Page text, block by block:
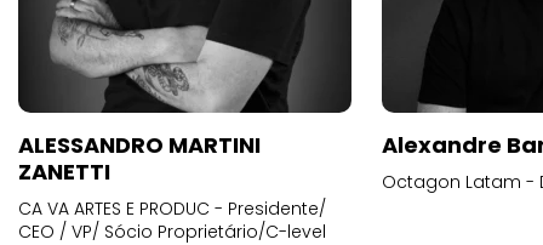
ALESSANDRO MARTINI
ZANETTI
CA VA ARTES E PRODUC - Presidente/
CEO / VP/ Sócio Proprietário/C-level
Alexandre
Octagon Latam -